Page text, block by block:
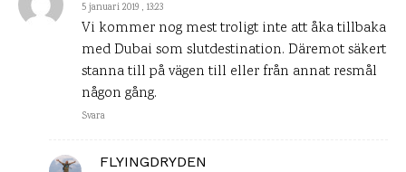
5 januari 2019 , 13:23
Vi kommer nog mest troligt inte att åka tillbaka
med Dubai som slutdestination. Däremot säkert
stanna till på vägen till eller från annat resmål
någon gång.
Svara
FLYINGDRYDEN